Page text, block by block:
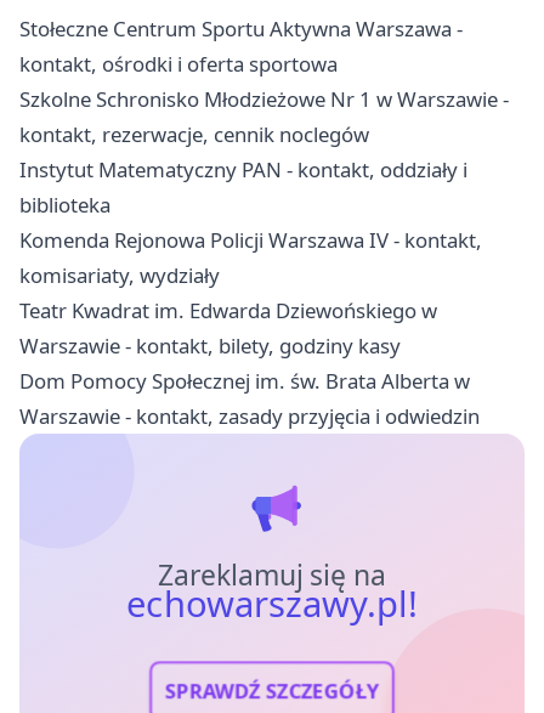
Stołeczne Centrum Sportu Aktywna Warszawa -
kontakt, ośrodki i oferta sportowa
Szkolne Schronisko Młodzieżowe Nr 1 w Warszawie -
kontakt, rezerwacje, cennik noclegów
Instytut Matematyczny PAN - kontakt, oddziały i
biblioteka
Komenda Rejonowa Policji Warszawa IV - kontakt,
komisariaty, wydziały
Teatr Kwadrat im. Edwarda Dziewońskiego w
Warszawie - kontakt, bilety, godziny kasy
Dom Pomocy Społecznej im. św. Brata Alberta w
Warszawie - kontakt, zasady przyjęcia i odwiedzin
Zareklamuj się na
echowarszawy.pl!
SPRAWDŹ SZCZEGÓŁY